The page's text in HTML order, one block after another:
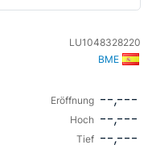
LU1048328220
BME
Eröffnung --,---
Hoch --,---
Tief --,---